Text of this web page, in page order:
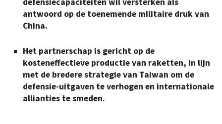
defensiecapaciteiten wil versterken als
antwoord op de toenemende militaire druk van
China.
Het partnerschap is gericht op de
kosteneffectieve productie van raketten, in lijn
met de bredere strategie van Taiwan om de
defensie-uitgaven te verhogen en internationale
allianties te smeden.